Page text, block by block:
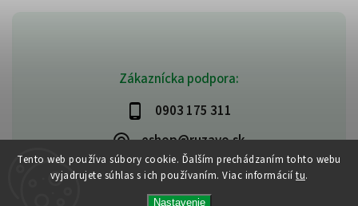
Tento web používa súbory cookie. Ďalším prechádzaním tohto webu
vyjadrujete súhlas s ich používaním. Viac informácií tu.
Nastavenie
Zákaznícka podpora:
0903 175 311
eshop@ruzavo.sk